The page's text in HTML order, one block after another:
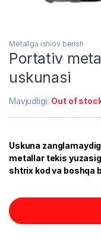
Metallga ishlov berish
Portativ
uskunasi
Mavjudligi: Out of
Uskuna
metallar tekis
shtrix kod va boshqa